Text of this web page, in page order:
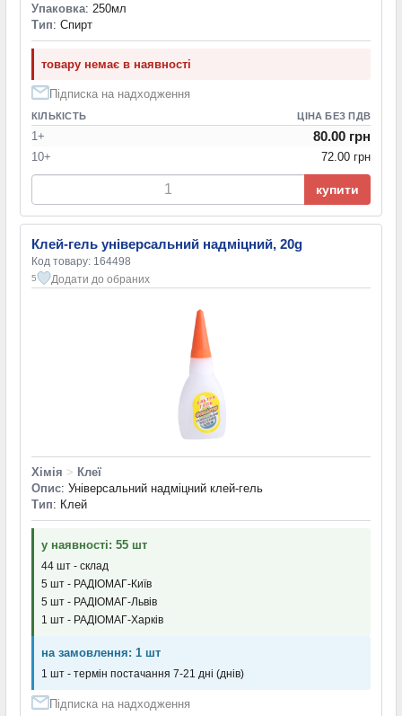
Упаковка: 250мл
Тип: Спирт
товару немає в наявності
Підписка на надходження
КІЛЬКІСТЬ ЦІНА БЕЗ ПДВ
1+ 80.00 грн
10+ 72.00 грн
купити
Клей-гель універсальний надміцний, 20g
Код товару: 164498
5 Додати до обраних
Хімія > Клеї
Опис: Універсальний надміцний клей-гель
Тип: Клей
у наявності: 55 шт
44 шт - склад
5 шт - РАДІОМАГ-Київ
5 шт - РАДІОМАГ-Львів
1 шт - РАДІОМАГ-Харків
на замовлення: 1 шт
1 шт - термін постачання 7-21 дні (днів)
Підписка на надходження